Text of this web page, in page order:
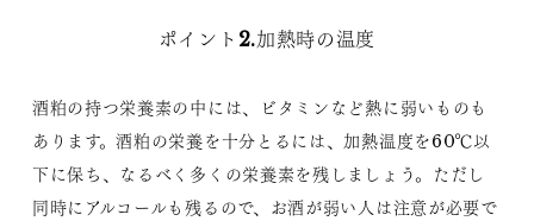
ポイント2.加熱時の温度
酒粕の持つ栄養素の中には、ビタミンなど熱に弱いものも
あります。酒粕の栄養を十分とるには、加熱温度を60℃以
下に保ち、なるべく多くの栄養素を残しましょう。ただし
同時にアルコールも残るので、お酒が弱い人は注意が必要で